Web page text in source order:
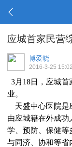
应城首家民营
博爱晓
2016-3-25
3月18日，应城
业。
天盛中心医院是
由应城籍在外成功
学、预防、保健等
与同济、协和等省